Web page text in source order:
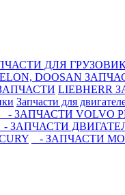
ДЛЯ
DOOSAN
LIEBHERR
Запчасти для
- ЗАПЧАСТИ VOLVO
- ЗАПЧАСТИ
- ЗАПЧАСТИ